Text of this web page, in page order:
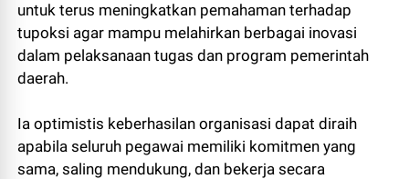
untuk terus meningkatkan pemahaman terhadap
tupoksi agar mampu melahirkan berbagai inovasi
dalam pelaksanaan tugas dan program pemerintah
daerah.
Ia optimistis keberhasilan organisasi dapat diraih
apabila seluruh pegawai memiliki komitmen yang
sama, saling mendukung, dan bekerja secara